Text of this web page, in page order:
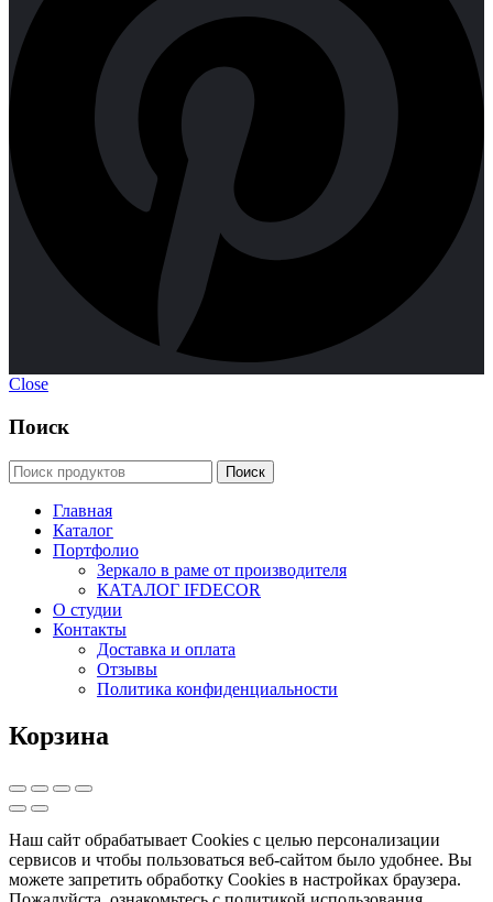
Close
Поиск
Главная
Каталог
Портфолио
Зеркало в раме от производителя
КАТАЛОГ IFDECOR
О студии
Контакты
Доставка и оплата
Отзывы
Политика конфиденциальности
Корзина
Наш сайт обрабатывает Cookies с целью персонализации
сервисов и чтобы пользоваться веб-сайтом было удобнее. Вы
можете запретить обработку Cookies в настройках браузера.